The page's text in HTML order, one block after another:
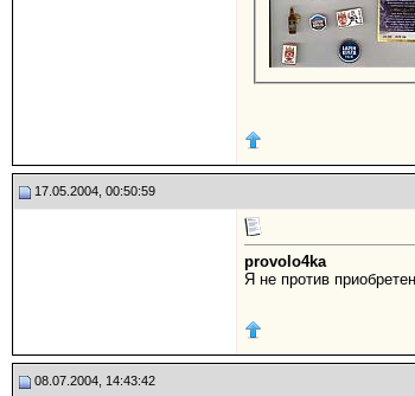
17.05.2004, 00:50:59
provolo4ka
Я не против
08.07.2004, 14:43:42